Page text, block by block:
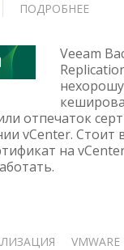
ПОДРОБНЕЕ
В
&
Veeam
отпечаток
vCenter. Стоит
на
VMWARE